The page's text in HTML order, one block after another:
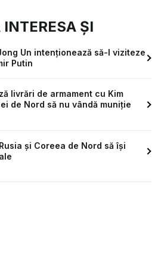
ȘI
Un intenționează să-l viziteze
Putin
livrări de armament cu Kim
de Nord să nu vândă muniție
şi Coreea de Nord să îşi